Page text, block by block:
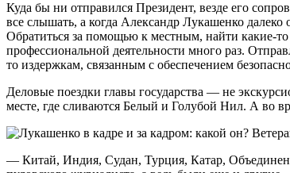
Куда бы ни отправился Президент, везде его
все слышать, а когда Александр Лукашенко
Обратиться за помощью к местным, найти какие-
профессиональной деятельности много раз.
то издержкам, связанным с обеспечением
Деловые поездки главы государства — не
месте, где сливаются Белый и Голубой Нил. А во
— Китай, Индия, Судан, Турция, Катар,